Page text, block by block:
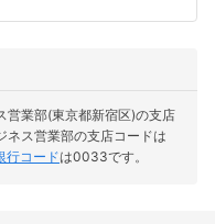
営業部(東京都新宿区)の支店
ネス営業部の支店コードは
行コードは0033です。